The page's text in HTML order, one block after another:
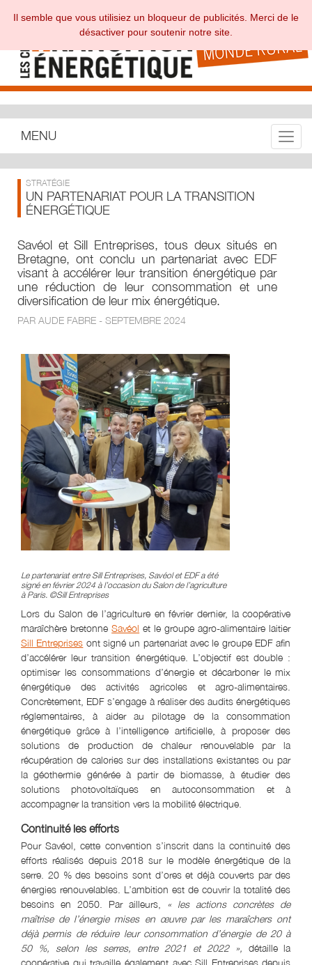
MENU
STRATÉGIE
UN PARTENARIAT POUR LA TRANSITION
ÉNERGÉTIQUE
Savéol et Sill Entreprises, tous deux situés en
Bretagne, ont conclu un partenariat avec EDF
visant à accélérer leur transition énergétique par
une réduction de leur consommation et une
diversification de leur mix énergétique.
PAR AUDE FABRE - SEPTEMBRE 2024
Le partenariat entre Sill Entreprises, Savéol et EDF a été
signé en février 2024 à l’occasion du Salon de l’agriculture
à Paris. ©Sill Entreprises
Lors du Salon de l’agriculture en février dernier, la coopérative
maraîchère bretonneSavéol et le groupe agro-alimentaire laitier
Sill Entreprises ont signé un partenariat avec le groupe EDF afin
d’accélérer leur transition énergétique. L’objectif est double :
optimiser les consommations d’énergie et décarboner le mix
énergétique des activités agricoles et agro-alimentaires.
Concrètement, EDF s’engage à réaliser des audits énergétiques
réglementaires, à aider au pilotage de la consommation
énergétique grâce à l’intelligence artificielle, à proposer des
solutions de production de chaleur renouvelable par la
récupération de calories sur des installations existantes ou par
la géothermie générée à partir de biomasse, à étudier des
solutions photovoltaïques en autoconsommation et à
accompagner la transition vers la mobilité électrique.
Continuité les efforts
Pour Savéol, cette convention s’inscrit dans la continuité des
efforts réalisés depuis 2018 sur le modèle énergétique de la
serre. 20 % des besoins sont d’ores et déjà couverts par des
énergies renouvelables. L’ambition est de couvrir la totalité des
besoins en 2050. Par ailleurs, « les actions concrètes de
maîtrise de l’énergie mises en œuvre par les maraîchers ont
déjà permis de réduire leur consommation d’énergie de 20 à
50 %, selon les serres, entre 2021 et 2022 », détaille la
coopérative qui travaille également avec Sill Entreprises depuis
Il semble que vous utilisiez un bloqueur de publicités. Merci de le
désactiver pour soutenir notre site.